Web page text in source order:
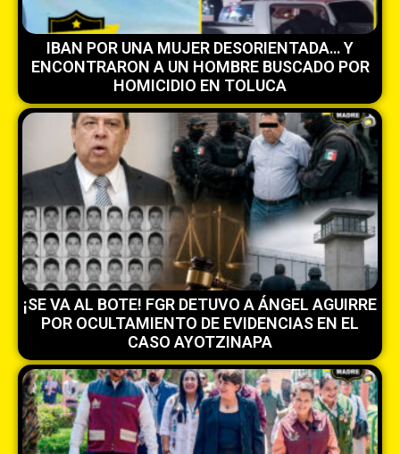
IBAN POR UNA MUJER DESORIENTADA… Y
ENCONTRARON A UN HOMBRE BUSCADO POR
HOMICIDIO EN TOLUCA
¡SE VA AL BOTE! FGR DETUVO A ÁNGEL AGUIRRE
POR OCULTAMIENTO DE EVIDENCIAS EN EL
CASO AYOTZINAPA